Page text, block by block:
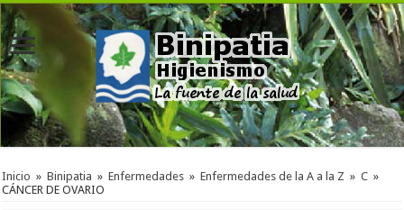
Inicio » Binipatia » Enfermedades » Enfermedades de la A a la Z » C »
CÁNCER DE OVARIO